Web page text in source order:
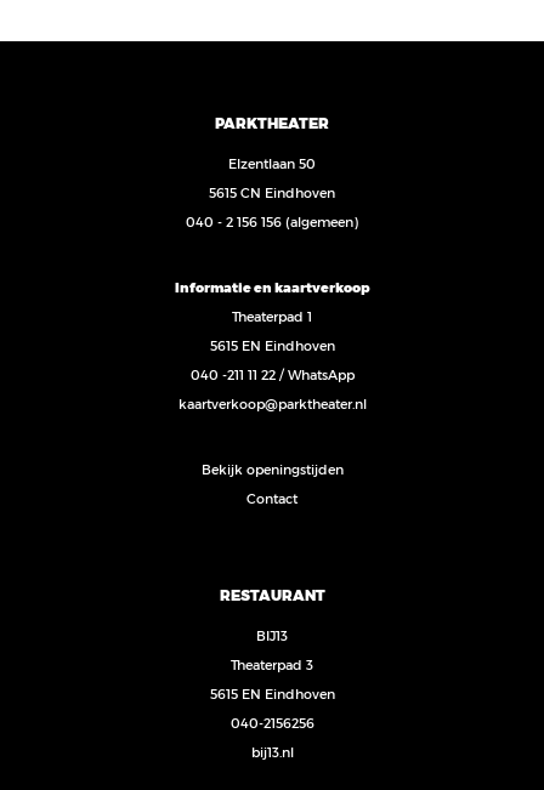
PARKTHEATER
Elzentlaan 50
5615 CN Eindhoven
040 - 2 156 156 (algemeen)
Informatie en kaartverkoop
Theaterpad 1
5615 EN Eindhoven
040 -211 11 22/WhatsApp
kaartverkoop@parktheater.nl
Bekijk openingstijden
Contact
RESTAURANT
BIJ13
Theaterpad 3
5615 EN Eindhoven
040-2156256
bij13.nl